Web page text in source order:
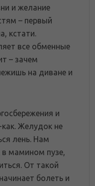
и желание
– первый
кстати.
все обменные
– зачем
на диване и
и
Желудок не
лень. Нам
в мамином пузе,
От такой
болеть и